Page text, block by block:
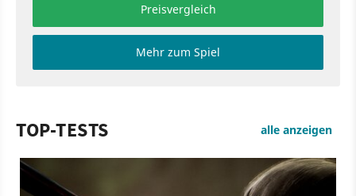
Preisvergleich
Mehr zum Spiel
TOP-TESTS alle anzeigen